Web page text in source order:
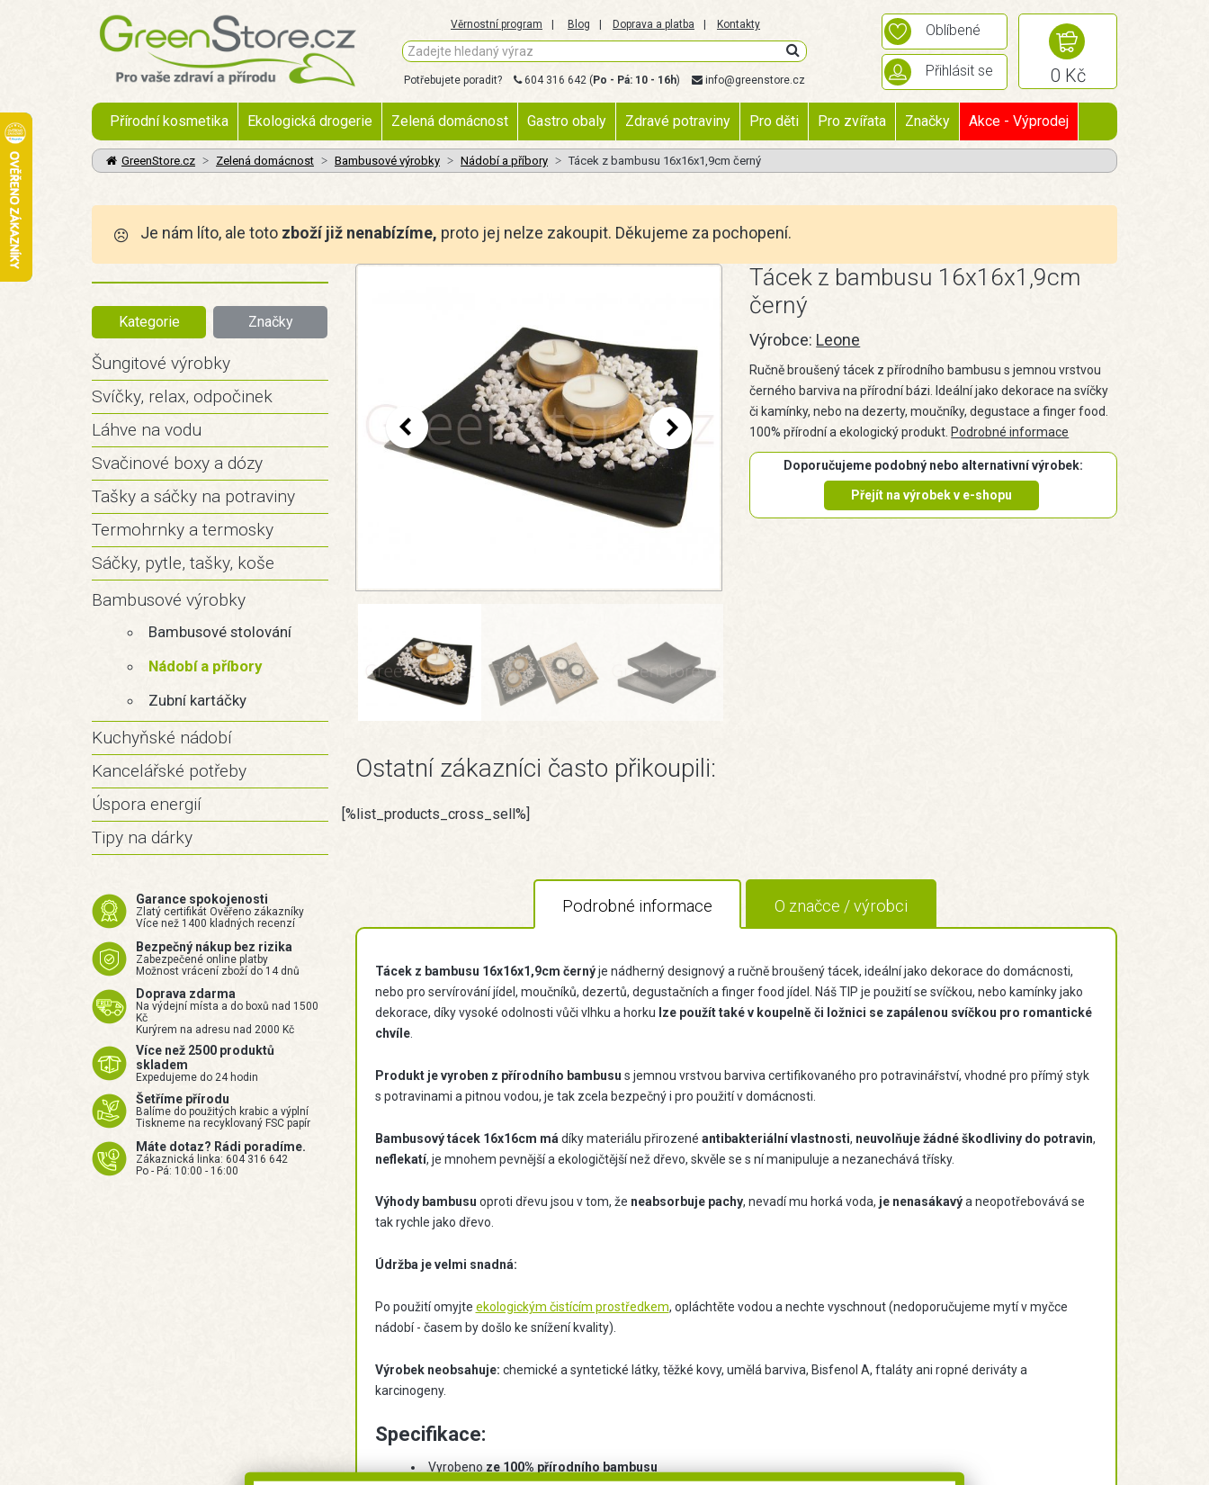
Věrnostní program Blog Doprava a platba Kontakty
Potřebujete poradit? 604 316 642 ( Po - Pá: 10 - 16h) info@greenstore.cz
Oblíbené
Přihlásit se 0 Kč
Přírodní kosmetika Ekologická drogerie Zelená domácnost Gastro obaly Zdravé potraviny Pro děti Pro zvířata Značky Akce - Výprodej
GreenStore.cz Zelená domácnost Bambusové výrobky Nádobí a příbory Tácek z bambusu 16x16x1,9cm černý
Je nám líto, ale toto zboží již nenabízíme, proto jej nelze zakoupit. Děkujeme za pochopení.
Kategorie Značky
Šungitové výrobky
Svíčky, relax, odpočinek
Láhve na vodu
Svačinové boxy a dózy
Tašky a sáčky na potraviny
Termohrnky a termosky
Sáčky, pytle, tašky, koše
Bambusové výrobky
Bambusové stolování
Nádobí a příbory
Zubní kartáčky
Kuchyňské nádobí
Kancelářské potřeby
Úspora energií
Tipy na dárky
Garance spokojenosti
Zlatý certifikát Ověřeno zákazníky
Více než 1400 kladných recenzí
Bezpečný nákup bez rizika
Zabezpečené online platby
Možnost vrácení zboží do 14 dnů
Doprava zdarma
Na výdejní místa a do boxů nad 1500
Kč
Kurýrem na adresu nad 2000 Kč
Více než 2500 produktů
skladem
Expedujeme do 24 hodin
Šetříme přírodu
Balíme do použitých krabic a výplní
Tiskneme na recyklovaný FSC papír
Máte dotaz? Rádi poradíme.
Zákaznická linka: 604 316 642
Po - Pá: 10:00 - 16:00
Tácek z bambusu 16x16x1,9cm
černý
Výrobce: Leone
Ručně broušený tácek z přírodního bambusu s jemnou vrstvou
černého barviva na přírodní bázi. Ideální jako dekorace na svíčky
či kamínky, nebo na dezerty, moučníky, degustace a finger food.
100% přírodní a ekologický produkt. Podrobné informace
Doporučujeme podobný nebo alternativní výrobek:
Přejít na výrobek v e-shopu
Ostatní zákazníci často přikoupili:
[%list_products_cross_sell%]
Podrobné informace O značce / výrobci
Tácek z bambusu 16x16x1,9cm černýje nádherný designový a ručně broušený tácek, ideální jako dekorace do domácnosti,
nebo pro servírování jídel, moučníků, dezertů, degustačních a finger food jídel. Náš TIP je použití se svíčkou, nebo kamínky jako
dekorace, díky vysoké odolnosti vůči vlhku a horku lze použít také v koupelně či ložnici se zapálenou svíčkou pro romantické
chvíle.
Produkt je vyroben z přírodního bambusu s jemnou vrstvou barviva certifikovaného pro potravinářství, vhodné pro přímý styk
s potravinami a pitnou vodou, je tak zcela bezpečný i pro použití v domácnosti.
Bambusový tácek 16x16cm má díky materiálu přirozené antibakteriální vlastnosti, neuvolňuje žádné škodlivinydo potravin,
neflekatí, je mnohem pevnější a ekologičtější než dřevo, skvěle se s ní manipuluje a nezanechává třísky.
Výhody bambusu oproti dřevu jsou v tom, že neabsorbuje pachy, nevadí mu horká voda, je nenasákavýa neopotřebovává se
tak rychle jako dřevo.
Údržba je velmi snadná:
Po použití omyjte ekologickým čistícím prostředkem, opláchtěte vodou a nechte vyschnout (nedoporučujeme mytí v myčce
nádobí - časem by došlo ke snížení kvality).
Výrobek neobsahuje: chemické a syntetické látky, těžké kovy, umělá barviva, Bisfenol A, ftaláty ani ropné deriváty a
karcinogeny.
Specifikace:
Vyrobeno ze 100% přírodního bambusu